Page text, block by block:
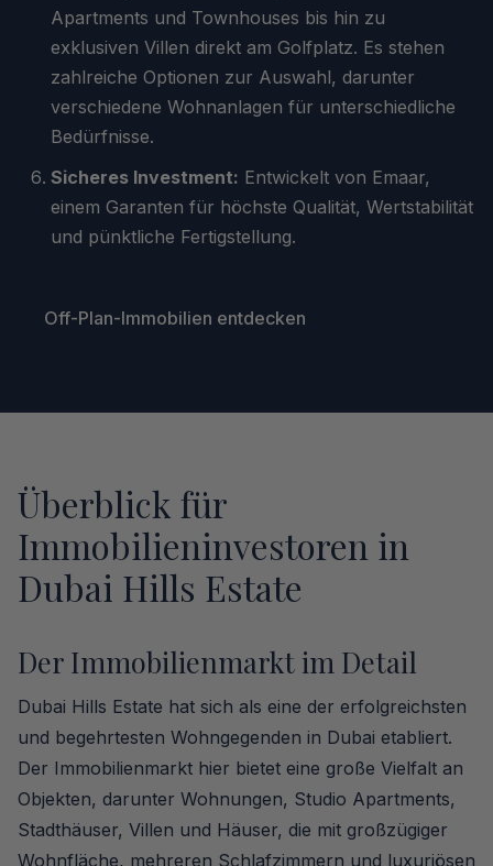
Apartments und Townhouses bis hin zu
exklusiven Villen direkt am Golfplatz. Es stehen
zahlreiche Optionen zur Auswahl, darunter
verschiedene Wohnanlagen für unterschiedliche
Bedürfnisse.
Sicheres Investment: Entwickelt von Emaar,
einem Garanten für höchste Qualität, Wertstabilität
und pünktliche Fertigstellung.
Off-Plan-Immobilien entdecken
Überblick für
Immobilieninvestoren in
Dubai Hills Estate
Der Immobilienmarkt im Detail
Dubai Hills Estate hat sich als eine der erfolgreichsten
und begehrtesten Wohngegenden in Dubai etabliert.
Der Immobilienmarkt hier bietet eine große Vielfalt an
Objekten, darunter Wohnungen, Studio Apartments,
Stadthäuser, Villen und Häuser, die mit großzügiger
Wohnfläche, mehreren Schlafzimmern und luxuriösen